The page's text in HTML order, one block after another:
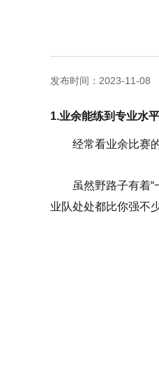
发布时间：2023-11-08
1.业余能练到专业水
经常看业余比赛
虽然野路子有着
业队处处都比你强不少